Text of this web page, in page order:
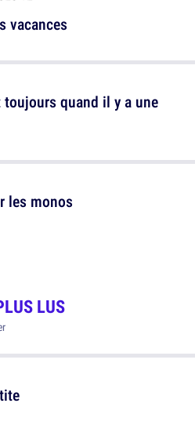
quand il y a une
vacances
les monos
LUS